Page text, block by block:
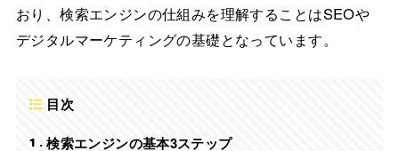
おり、検索エンジンの仕組みを理解することはSEOや
デジタルマーケティングの基礎となっています。
目次
1
検索エンジンの基本3ステップ